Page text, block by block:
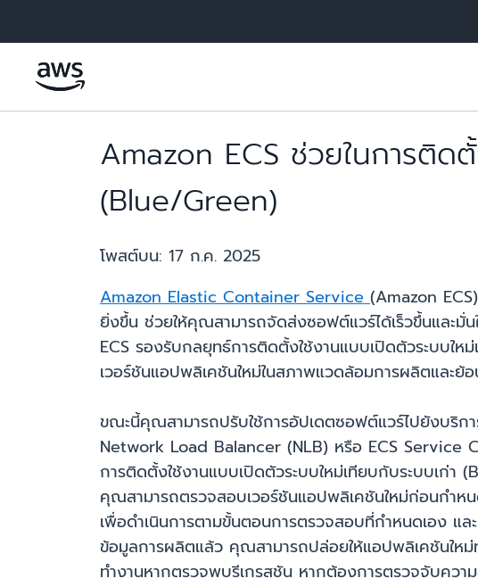
Amazon ECS ช่วยในการติด
(Blue/Green)
โพสต์บน: 17 ก.ค. 2025
Amazon Elastic Container Service(Amazon
ยิ่งขึ้น ช่วยให้คุณสามารถจัดส่งซอฟต์แวร์ได้เร็วขึ้นและมั่
ECS รองรับกลยุทธ์การติดตั้งใช้งานแบบเปิดตัวระบบใ
เวอร์ชันแอปพลิเคชันใหม่ในสภาพแวดล้อมการผลิตและย้
ขณะนี้คุณสามารถปรับใช้การอัปเดตซอฟต์แวร์ไปยังบริ
Network Load Balancer (NLB) หรือ ECS Service
การติดตั้งใช้งานแบบเปิดตัวระบบใหม่เทียบกับระบบเก่า
คุณสามารถตรวจสอบเวอร์ชันแอปพลิเคชันใหม่ก่อนกำ
เพื่อดำเนินการตามขั้นตอนการตรวจสอบที่กำหนดเอง แ
ข้อมูลการผลิตแล้ว คุณสามารถปล่อยให้แอปพลิเคชันใหม่ท
ทำงานหากตรวจพบรีเกรสชัน หากต้องการตรวจจับคว